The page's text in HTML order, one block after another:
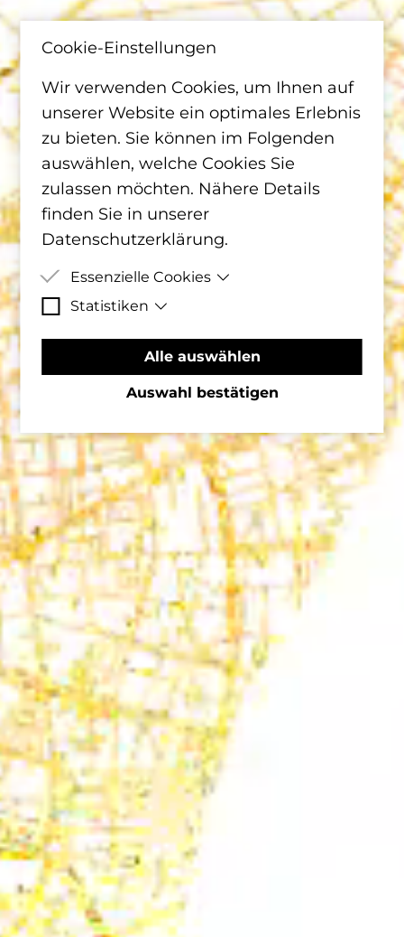
Cookie-Einstellungen
Wir verwenden Cookies, um Ihnen auf
unserer Website ein optimales Erlebnis
zu bieten. Sie können im Folgenden
auswählen, welche Cookies Sie
zulassen möchten. Nähere Details
finden Sie in unserer
Datenschutzerklärung.
Essenzielle Cookies
Essenzielle Cookies sind Cookies,
welche für die ordnungsgemäße
Funktion der Website benötigt
werden.
Statistiken
Matomo Statistik-Cookies helfen
uns zu verstehen, wie Besucher mit
der Webseite interagiert, indem
und gemeldet werden.
Alle auswählen
Auswahl bestätigen